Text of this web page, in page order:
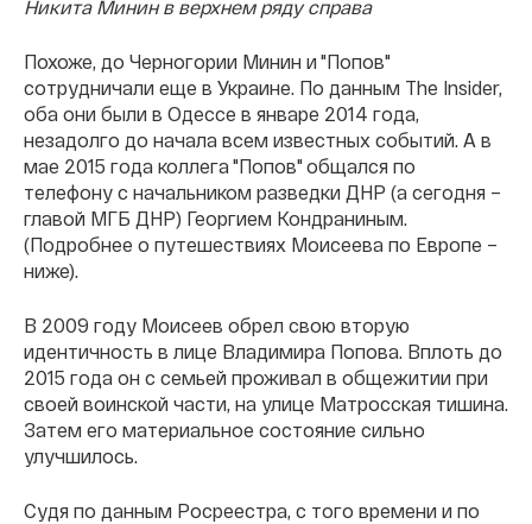
Никита Минин в верхнем ряду справа
Похоже, до Черногории Минин и "Попов"
сотрудничали еще в Украине. По данным The Insider,
оба они были в Одессе в январе 2014 года,
незадолго до начала всем известных событий. А в
мае 2015 года коллега "Попов" общался по
телефону с начальником разведки ДНР (а сегодня –
главой МГБ ДНР) Георгием Кондраниным.
(Подробнее о путешествиях Моисеева по Европе –
ниже).
В 2009 году Моисеев обрел свою вторую
идентичность в лице Владимира Попова. Вплоть до
2015 года он с семьей проживал в общежитии при
своей воинской части, на улице Матросская тишина.
Затем его материальное состояние сильно
улучшилось.
Судя по данным Росреестра, с того времени и по